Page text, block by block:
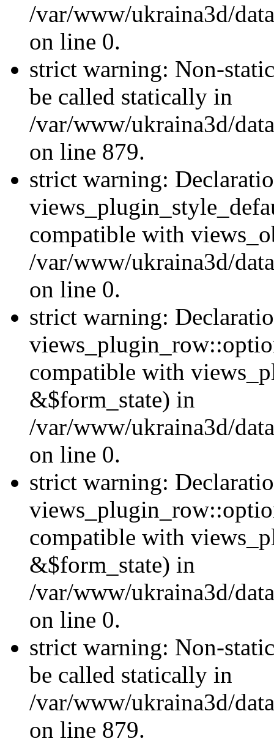
/var/www/ukraina3d/
on line 0.
strict warning: Non-
be called statically in
/var/www/ukraina3d/
on line 879.
strict warning:
compatible with
/var/www/ukraina3d/
on line 0.
strict warning:
compatible with
&$form_state) in
/var/www/ukraina3d/
on line 0.
strict warning:
compatible with
&$form_state) in
/var/www/ukraina3d/
on line 0.
strict warning: Non-
be called statically in
/var/www/ukraina3d/
on line 879.